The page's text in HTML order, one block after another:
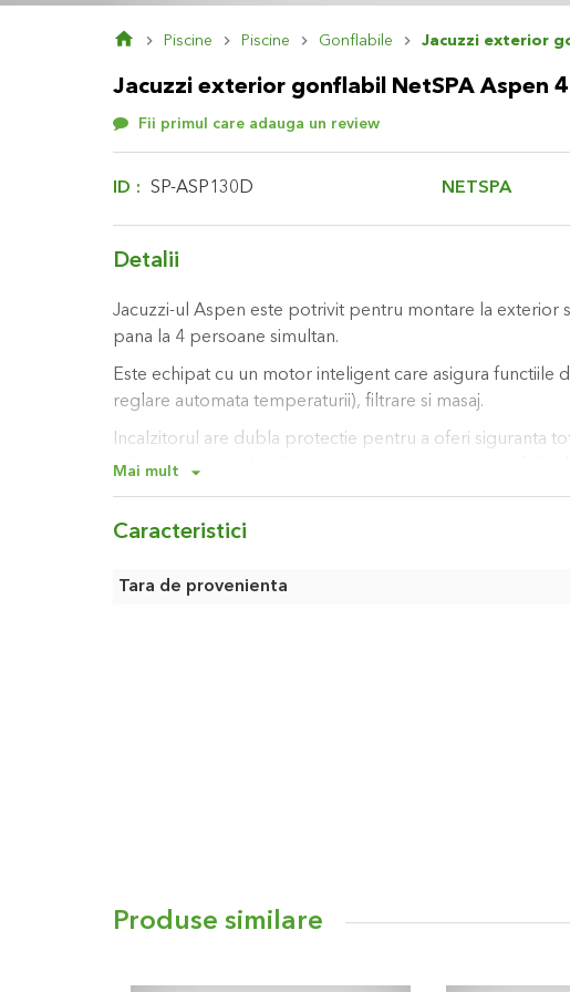
Piscine Piscine Gonflabile Jacuzzi exterior
Jacuzzi exterior gonflabil NetSPA Aspen
Fii primul care adauga un review
ID SP-ASP130D NETSPA
Detalii
Jacuzzi-ul Aspen este potrivit pentru montare la exterior
pana la 4 persoane simultan.
Este echipat cu un motor inteligent care asigura functiile
reglare automata temperaturii), filtrare si masaj.
Incalzitorul are dubla protectie pentru a oferi siguranta
utilizarii. Jacuzzi-ul se livreaza cu capac prevazut cu folie
conservarea caldurii. Capacul are catarame pentru o
cand spa-ul nu este utilizat.
Instalarea se face usor datorita pompei de aer integrate
- nivelul de zgomot al pompei de filtrare: 55 dB la un
Mai mult
Caracteristici
Caracteristici
Tara de provenienta
Produse similare